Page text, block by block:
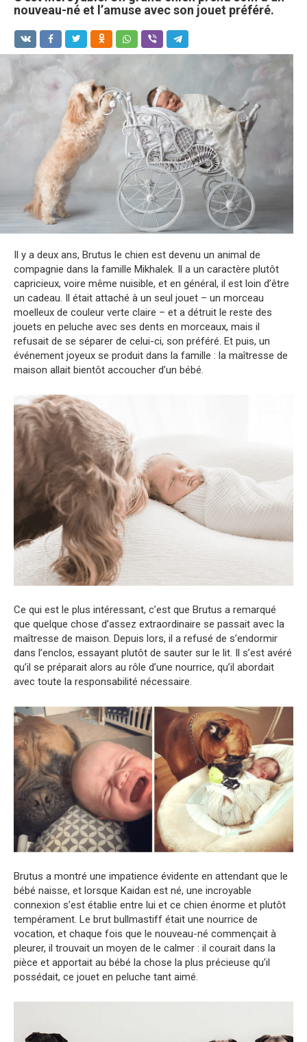
nouveau-né et l’amuse avec son jouet préféré.
Il y a deux ans, Brutus le chien est devenu un animal de
compagnie dans la famille Mikhalek. Il a un caractère plutôt
capricieux, voire même nuisible, et en général, il est loin d’être
un cadeau. Il était attaché à un seul jouet – un morceau
moelleux de couleur verte claire – et a détruit le reste des
jouets en peluche avec ses dents en morceaux, mais il
refusait de se séparer de celui-ci, son préféré. Et puis, un
événement joyeux se produit dans la famille : la maîtresse de
maison allait bientôt accoucher d’un bébé.
Ce qui est le plus intéressant, c’est que Brutus a remarqué
que quelque chose d’assez extraordinaire se passait avec la
maîtresse de maison. Depuis lors, il a refusé de s’endormir
dans l’enclos, essayant plutôt de sauter sur le lit. Il s’est avéré
qu’il se préparait alors au rôle d’une nourrice, qu’il abordait
avec toute la responsabilité nécessaire.
Brutus a montré une impatience évidente en attendant que le
bébé naisse, et lorsque Kaidan est né, une incroyable
connexion s’est établie entre lui et ce chien énorme et plutôt
tempérament. Le brut bullmastiff était une nourrice de
vocation, et chaque fois que le nouveau-né commençait à
pleurer, il trouvait un moyen de le calmer : il courait dans la
pièce et apportait au bébé la chose la plus précieuse qu’il
possédait, ce jouet en peluche tant aimé.